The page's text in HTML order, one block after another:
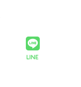
LINE